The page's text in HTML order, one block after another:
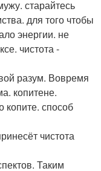
старайтесь
для того чтобы
энергии. не
чистота -
разум. Вовремя
копитене.
копите. способ
чистота
Таким